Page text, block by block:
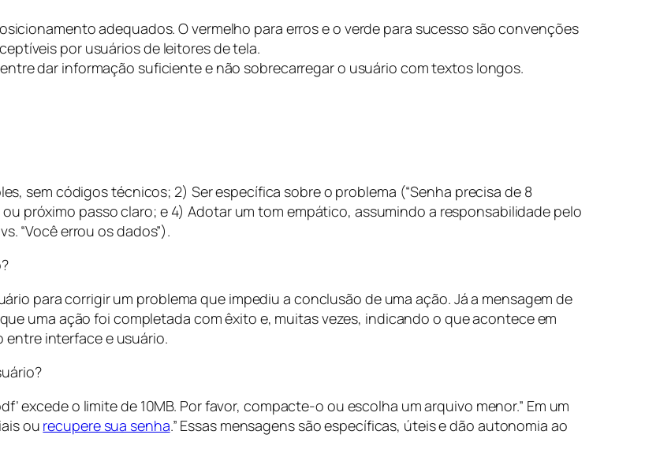
adequados. O vermelho para erros e o verde para sucesso são convenções
por usuários de leitores de tela.
dar informação suficiente e não sobrecarregar o usuário com textos longos.
sem códigos técnicos; 2) Ser específica sobre o problema (“Senha precisa de 8
ou próximo passo claro; e 4) Adotar um tom empático, assumindo a responsabilidade pelo
“Você errou os dados”).
para corrigir um problema que impediu a conclusão de uma ação. Já a mensagem de
uma ação foi completada com êxito e, muitas vezes, indicando o que acontece em
entre interface e usuário.
excede o limite de 10MB. Por favor, compacte-o ou escolha um arquivo menor.” Em um
ou recupere sua senha.” Essas mensagens são específicas, úteis e dão autonomia ao